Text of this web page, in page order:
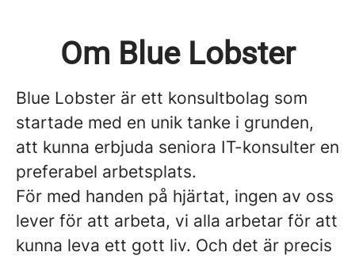
Om Blue Lobster
Blue Lobster är ett konsultbolag som
startade med en unik tanke i grunden,
att kunna erbjuda seniora IT-konsulter en
preferabel arbetsplats.
För med handen på hjärtat, ingen av oss
lever för att arbeta, vi alla arbetar för att
kunna leva ett gott liv. Och det är precis